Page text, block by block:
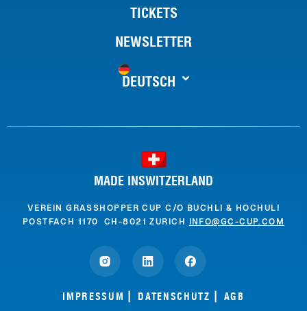
TICKETS
NEWSLETTER
DEUTSCH
MADE INSWITZERLAND
VEREIN GRASSHOPPER CUP C/O BUCHLI & HOCHULI
POSTFACH 1170 CH-8021 ZURICH INFO@GC-CUP.COM
IMPRESSUM DATENSCHUTZ AGB